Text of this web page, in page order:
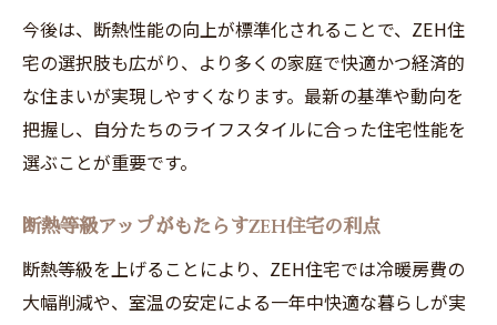
今後は、断熱性能の向上が標準化されることで、ZEH住
宅の選択肢も広がり、より多くの家庭で快適かつ経済的
な住まいが実現しやすくなります。最新の基準や動向を
把握し、自分たちのライフスタイルに合った住宅性能を
選ぶことが重要です。
断熱等級アップがもたらすZEH住宅の利点
断熱等級を上げることにより、ZEH住宅では冷暖房費の
大幅削減や、室温の安定による一年中快適な暮らしが実